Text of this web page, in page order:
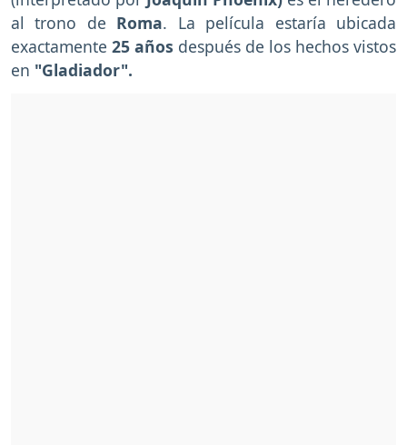
al trono de Roma. La película estaría ubicada
exactamente 25 años después de los hechos vistos
en "Gladiador".